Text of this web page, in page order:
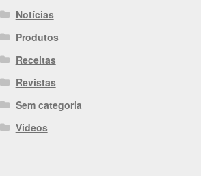
Notícias
Produtos
Receitas
Revistas
Sem categoria
Videos